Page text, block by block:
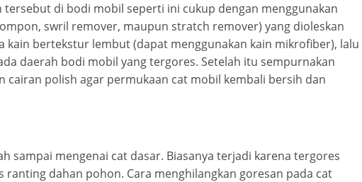
tersebut di bodi mobil seperti ini cukup dengan menggunakan
swril remover, maupun stratch remover) yang dioleskan
kain bertekstur lembut (dapat menggunakan kain mikrofiber), lalu
daerah bodi mobil yang tergores. Setelah itu sempurnakan
cairan polish agar permukaan cat mobil kembali bersih dan
sampai mengenai cat dasar. Biasanya terjadi karena tergores
ranting dahan pohon. Cara menghilangkan goresan pada cat